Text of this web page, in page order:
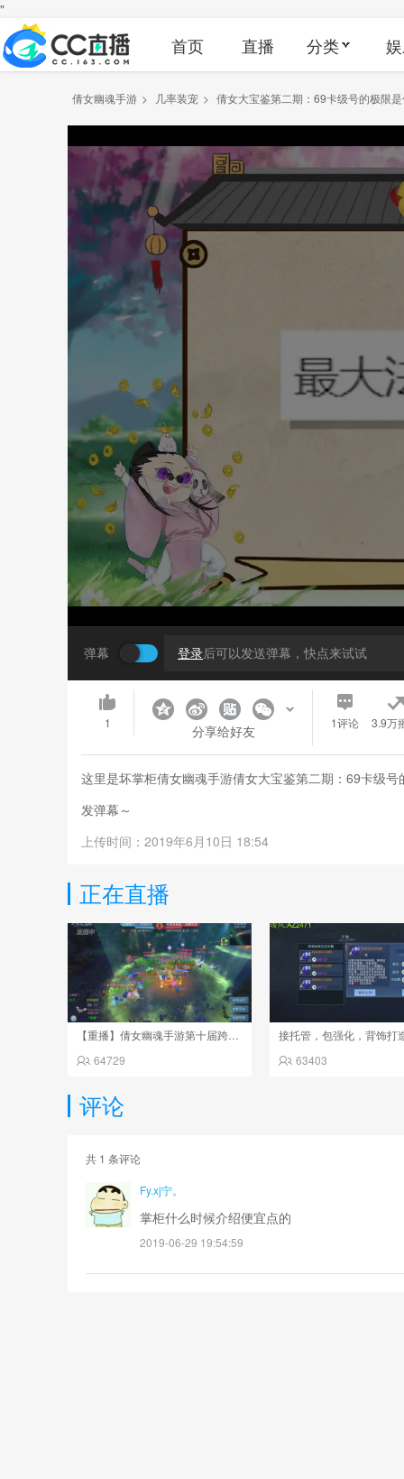
"
首页 直播 分类
倩女幽魂手游 > 几率装宠 > 倩女大宝鉴第二期：69卡级号的极限
弹幕 登录后可以发送弹幕，快点来试试
1 分享给好友 1评论 3.9万
这里是坏掌柜倩女幽魂手游倩女大宝鉴第二期：69卡级
发弹幕～
上传时间：2019年6月10日 18:54
正在直播
64729
接托管，包强化，背饰打
63403
评论
共 1 条评论
Fy.xj宁。
掌柜什么时候介绍便宜点的
2019-06-29 19:54:59